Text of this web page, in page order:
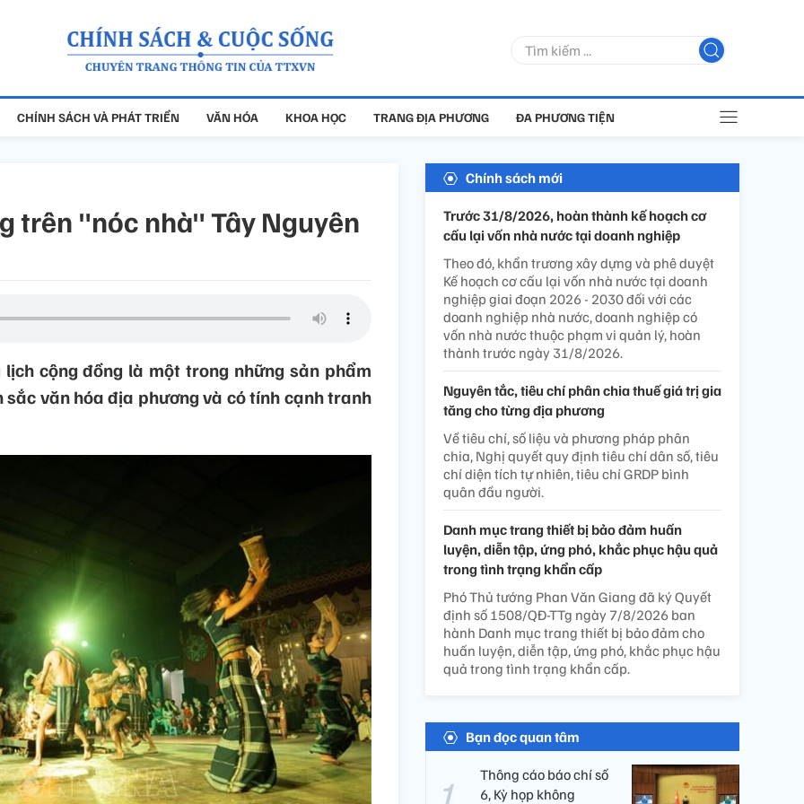
CHÍNH SÁCH VÀ PHÁT TRIỂN VĂN HÓA KHOA HỌC TRANG ĐỊA PHƯƠNG ĐA PHƯƠNG TIỆN
trên "nóc nhà" Tây Nguyên
cộng đồng là một trong những sản phẩm
văn hóa địa phương và có tính cạnh tranh
Chính sách mới
Trước 31/8/2026, hoàn thành kế hoạch cơ
cấu lại vốn nhà nước tại doanh nghiệp
Theo đó, khẩn trương xây dựng và phê duyệt
Kế hoạch cơ cấu lại vốn nhà nước tại doanh
nghiệp giai đoạn 2026 - 2030 đối với các
doanh nghiệp nhà nước, doanh nghiệp có
vốn nhà nước thuộc phạm vi quản lý, hoàn
thành trước ngày 31/8/2026.
Nguyên tắc, tiêu chí phân chia thuế giá trị gia
tăng cho từng địa phương
Về tiêu chí, số liệu và phương pháp phân
chia, Nghị quyết quy định tiêu chí dân số, tiêu
chí diện tích tự nhiên, tiêu chí GRDP bình
quân đầu người.
Danh mục trang thiết bị bảo đảm huấn
luyện, diễn tập, ứng phó, khắc phục hậu quả
trong tình trạng khẩn cấp
Phó Thủ tướng Phan Văn Giang đã ký Quyết
định số 1508/QĐ-TTg ngày 7/8/2026 ban
hành Danh mục trang thiết bị bảo đảm cho
huấn luyện, diễn tập, ứng phó, khắc phục hậu
quả trong tình trạng khẩn cấp.
Bạn đọc quan tâm
Thông cáo báo chí số
6, Kỳ họp không